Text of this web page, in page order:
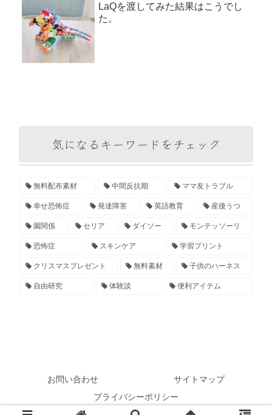
LaQを渡してみた結果はこうでし
た。
気になるキーワードをチェック
無料配布素材 中間反抗期 ママ友トラブル
幸せ恐怖症 発達障害 英語教育 産後うつ
園関係 セリア ダイソー モンテッソーリ
恐怖症 スキンケア 学習プリント
クリスマスプレゼント 無料素材 子供のハーネス
自由研究 体験談 便利アイテム
お問い合わせ
サイトマップ
プライバシーポリシー